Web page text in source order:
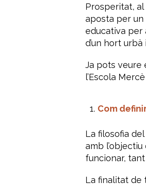
Prosperitat, al
aposta per un
educativa per
d’un hort
Ja pots veure
l’Escola
Com
La filosofia
amb
funcionar,
La finalitat de